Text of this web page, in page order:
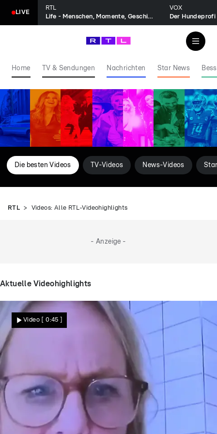
LIVE
RTL
Life - Menschen, Momente, Geschichten
VOX
Der
Home TV & Sendungen Nachrichten Star News
Die besten Videos TV-Videos News-Videos
RTL Videos: Alle RTL-Videohighlights
- Anzeige -
Aktuelle Videohighlights
Video [ 0:45 ]